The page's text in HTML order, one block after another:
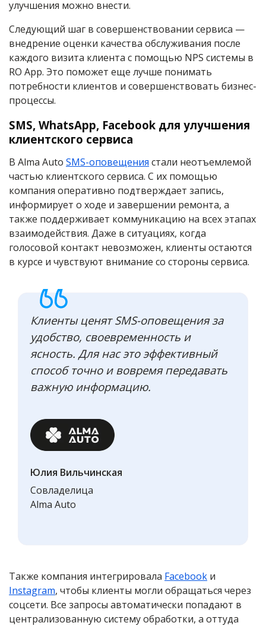
улучшения можно внести.
Следующий шаг в совершенствовании сервиса —
внедрение оценки качества обслуживания после
каждого визита клиента с помощью NPS системы в
RO App. Это поможет еще лучше понимать
потребности клиентов и совершенствовать бизнес-
процессы.
SMS, WhatsApp, Facebook для улучшения
клиентского сервиса
В Alma Auto SMS-оповещения стали неотъемлемой
частью клиентского сервиса. С их помощью
компания оперативно подтверждает запись,
информирует о ходе и завершении ремонта, а
также поддерживает коммуникацию на всех этапах
взаимодействия. Даже в ситуациях, когда
голосовой контакт невозможен, клиенты остаются
в курсе и чувствуют внимание со стороны сервиса.
Клиенты ценят SMS-оповещения за
удобство, своевременность и
ясность. Для нас это эффективный
способ точно и вовремя передавать
важную информацию.
Юлия Вильчинская
Совладелица
Alma Auto
Также компания интегрировала Facebook и
Instagram, чтобы клиенты могли обращаться через
соцсети. Все запросы автоматически попадают в
централизованную систему обработки, а оттуда